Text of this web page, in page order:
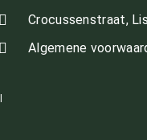
Crocussenstraat,
Algemene